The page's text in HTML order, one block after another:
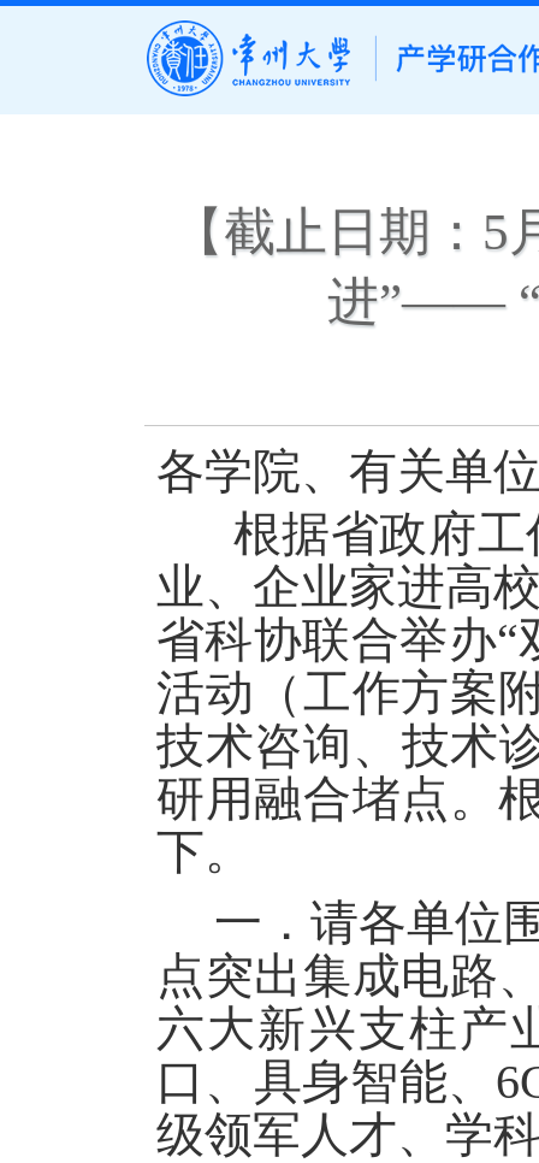
【截止日期：
进”—— “
各学院、有关单
根据省政府工
业、企业家进高
省科协联合举办“
活动（工作方案
技术咨询、技术
研用融合堵点。
下。
一．请各单位
点突出集成电路
六大新兴支柱产
口、具身智能、
级领军人才、学